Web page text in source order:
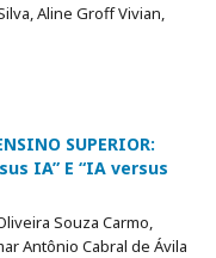
Aline Groff Vivian,
SUPERIOR:
IA” E “IA versus
Souza Carmo,
Antônio Cabral de Ávila